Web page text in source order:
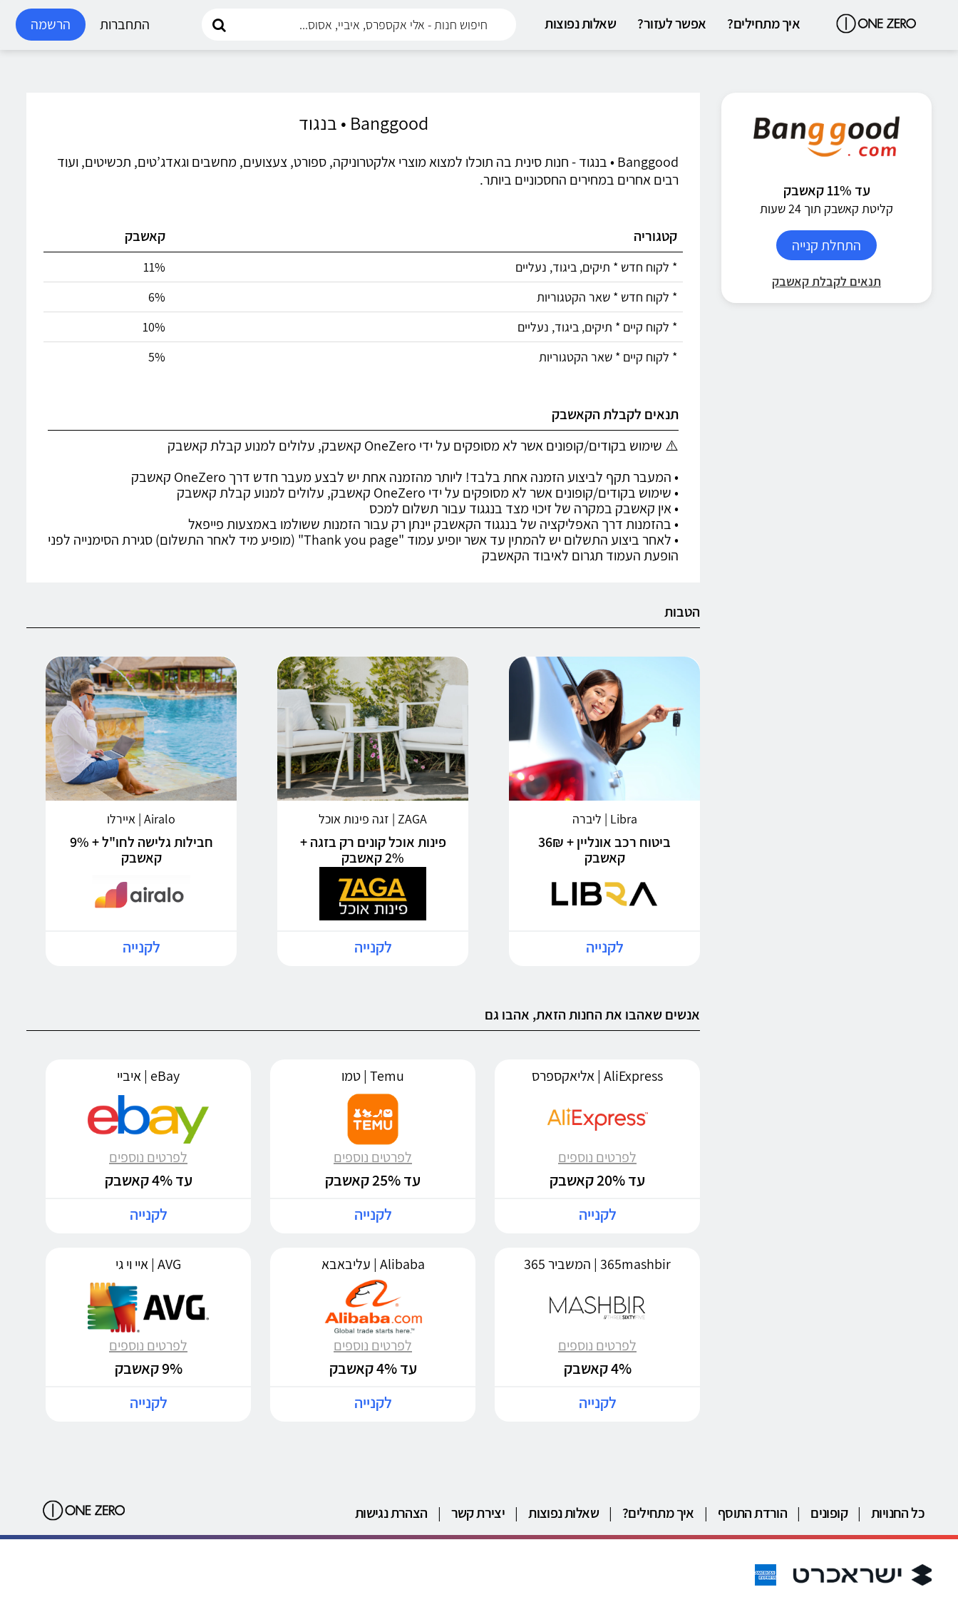
איך מתחילים? אפשר לעזור? שאלות נפוצות הרשמה התחברות
עד 11% קאשבק
קליטת קאשבק תוך 24 שעות
התחלת קנייה
תנאים לקבלת קאשבק
Banggood • בנגוד
Banggood • בנגוד - חנות סינית בה תוכלו למצוא מוצרי אלקטרוניקה, ספורט, צעצועים, מחשבים וגאדג’טים, תכשיטים, ועוד
רבים אחרים במחירים החסכוניים ביותר.
קטגוריה קאשבק
* לקוח חדש * תיקים, ביגוד, נעליים
11%
* לקוח חדש * שאר הקטגוריות
6%
* לקוח קיים * תיקים, ביגוד, נעליים
10%
* לקוח קיים * שאר הקטגוריות
5%
תנאים לקבלת הקאשבק
⚠️ שימוש בקודים/קופונים אשר לא מסופקים על ידי OneZero קאשבק, עלולים למנוע קבלת קאשבק
• המעבר תקף לביצוע הזמנה אחת בלבד! ליותר מהזמנה אחת יש לבצע מעבר חדש דרך OneZero קאשבק
• שימוש בקודים/קופונים אשר לא מסופקים על ידי OneZero קאשבק, עלולים למנוע קבלת קאשבק
• אין קאשבק במקרה של זיכוי מצד בנגגוד עבור תשלום למכס
• בהזמנות דרך האפליקציה של בנגגוד הקאשבק יינתן רק עבור הזמנות ששולמו באמצעות פייפאל
• לאחר ביצוע התשלום יש להמתין עד אשר יופיע עמוד "Thank you page" (מופיע מיד לאחר התשלום) סגירת הסימנייה לפני
הופעת העמוד תגרום לאיבוד הקאשבק
הטבות
Libra | ליברה
ביטוח רכב אונליין + 36₪
קאשבק
לקנייה
ZAGA | זגה פינות אוכל
פינות אוכל קונים רק בזגה +
2% קאשבק
לקנייה
Airalo | איירלו
חבילות גלישה לחו"ל + 9%
קאשבק
לקנייה
אנשים שאהבו את החנות הזאת, אהבו גם
AliExpress | אליאקספרס
לפרטים נוספים
עד 20% קאשבק
לקנייה
Temu | טמו
לפרטים נוספים
עד 25% קאשבק
לקנייה
eBay | איביי
לפרטים נוספים
עד 4% קאשבק
לקנייה
365mashbir | המשביר 365
לפרטים נוספים
4% קאשבק
לקנייה
Alibaba | עליבאבא
לפרטים נוספים
עד 4% קאשבק
לקנייה
AVG | איי וי גי
לפרטים נוספים
9% קאשבק
לקנייה
כל החנויות | קופונים | הורדת התוסף | איך מתחילים? | שאלות נפוצות | יצירת קשר | הצהרת נגישות